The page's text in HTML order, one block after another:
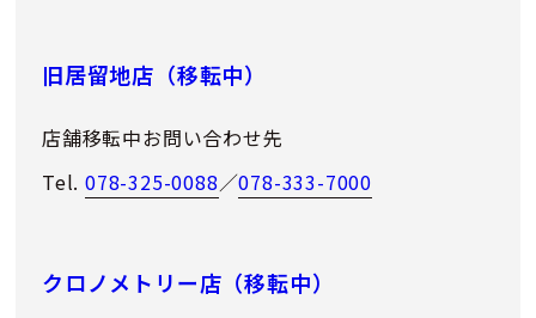
旧居留地店（移転中）
店舗移転中お問い合わせ先
Tel. 078-325-0088／078-333-7000
クロノメトリー店（移転中）